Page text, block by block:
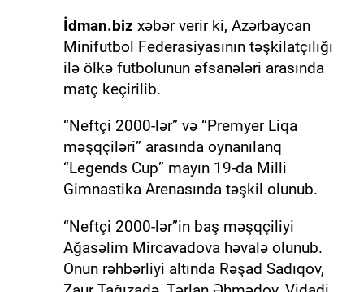
İdman.biz xəbər verir ki, Azərbaycan
Minifutbol Federasiyasının təşkilatçılığı
ilə ölkə futbolunun əfsanələri arasında
matç keçirilib.
“Neftçi 2000-lər” və “Premyer Liqa
məşqçiləri” arasında oynanılanq
“Legends Cup” mayın 19-da Milli
Gimnastika Arenasında təşkil olunub.
“Neftçi 2000-lər”in baş məşqçiliyi
Ağasəlim Mircavadova həvalə olunub.
Onun rəhbərliyi altında Rəşad Sadıqov,